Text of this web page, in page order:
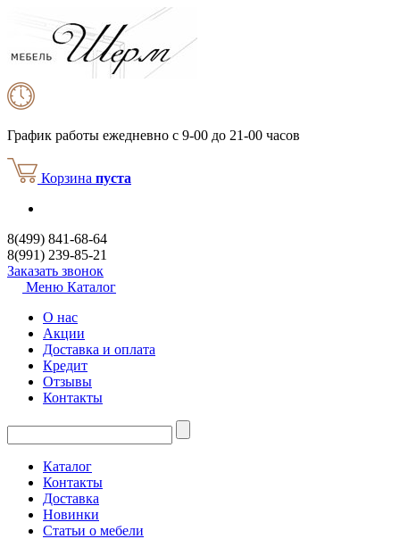
График работы ежедневно с 9-00 до 21-00 часов
Корзина пуста
8(499) 841-68-64
8(991) 239-85-21
Заказать звонок
Меню Каталог
О нас
Акции
Доставка и оплата
Кредит
Отзывы
Контакты
Каталог
Контакты
Доставка
Новинки
Статьи о мебели